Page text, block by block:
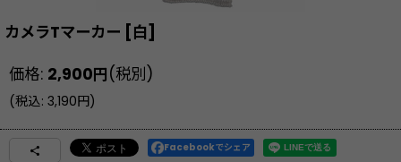
カメラTマーカー [白]
価格: 2,900円(税別)
(税込: 3,190円)
Facebookでシェア